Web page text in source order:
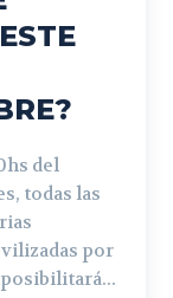
del
todas las
por